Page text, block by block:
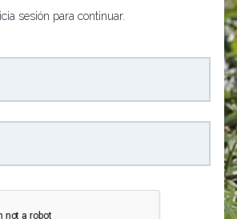
sesión para continuar.